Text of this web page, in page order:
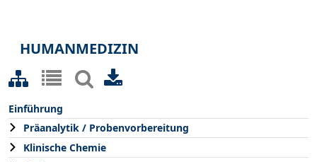
HUMANMEDIZIN
Einführung
Präanalytik / Probenvorbereitung
Klinische Chemie